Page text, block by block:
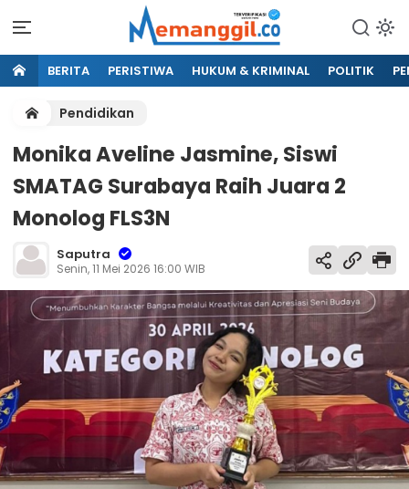
BERITA PERISTIWA HUKUM & KRIMINAL POLITIK
Pendidikan
Monika Aveline Jasmine, Siswi
SMATAG Surabaya Raih Juara 2
Monolog FLS3N
Saputra
Senin, 11 Mei 2026 16:00 WIB